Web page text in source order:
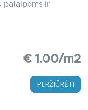
patalpoms ir
€ 1.00/m2
PERŽIŪRĖTI